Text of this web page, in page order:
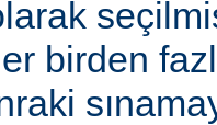
birden